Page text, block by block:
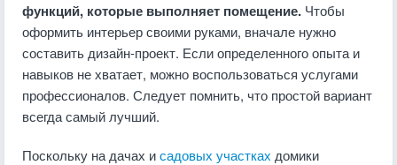
функций, которые выполняет помещение. Чтобы
оформить интерьер своими руками, вначале нужно
составить дизайн-проект. Если определенного опыта и
навыков не хватает, можно воспользоваться услугами
профессионалов. Следует помнить, что простой вариант
всегда самый лучший.
Поскольку на дачах исадовых участках домики